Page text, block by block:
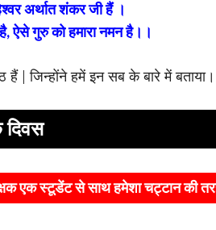
अर्थात शंकर जी हैं ।
ऐसे गुरु को हमारा नमन है।।
हैं | जिन्होंने हमें इन सब के बारे में
दिवस
एक स्टूडेंट से साथ हमेशा चट्टान की